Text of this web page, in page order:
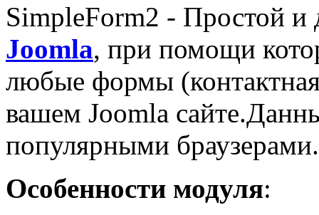
SimpleForm2 - Простой и
Joomla, при помощи
любые формы
вашем Joomla
популярными браузерами.
Особенности модуля: